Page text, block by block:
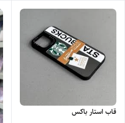
قاب استار باکس